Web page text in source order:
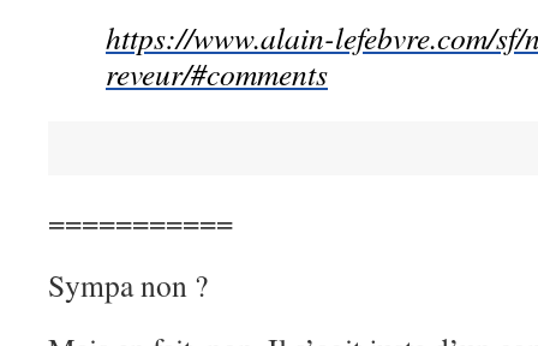
https://www.alain-lefebvre.com/sf/
reveur/#comments
===========
Sympa non ?